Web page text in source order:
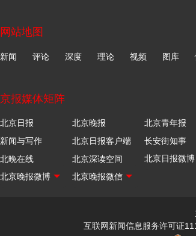
网站地图
新闻 评论 深度 理论 视频 图库
京报媒体矩阵
北京日报 北京晚报 北京青年报
新闻与写作
北京日报客户端 长安街知事
北晚在线
北京深读空间
互联网新闻信息服务许可证